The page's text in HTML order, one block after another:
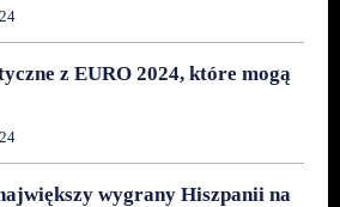
z EURO 2024, które mogą
wygrany Hiszpanii na